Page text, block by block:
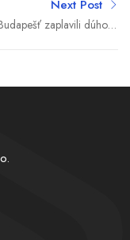
Next Post
zaplavili dúhové